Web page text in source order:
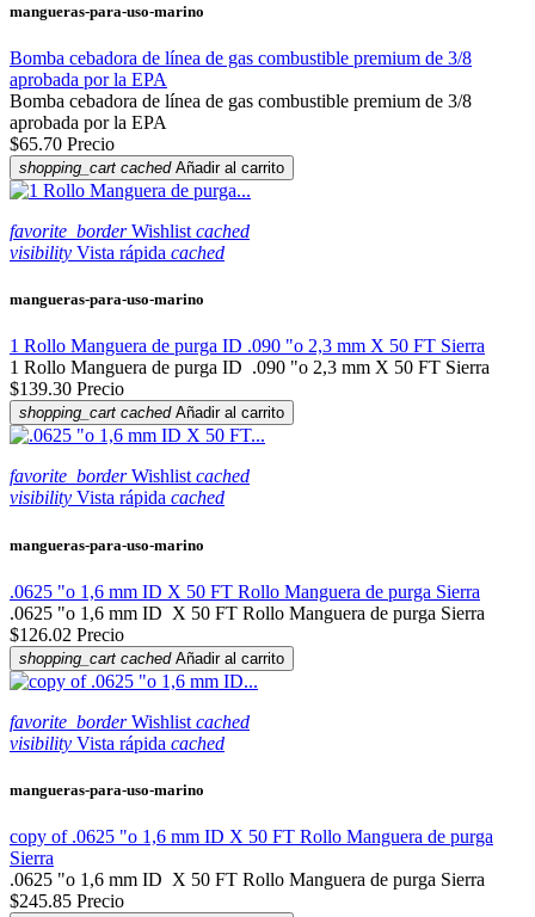
mangueras-para-uso-marino
Bomba cebadora de línea de gas combustible premium de 3/8
aprobada por la EPA
Bomba cebadora de línea de gas combustible premium de 3/8
aprobada por la EPA
$65.70 Precio
shopping_cart cached Añadir al carrito
favorite_border Wishlist cached
visibility Vista rápida cached
mangueras-para-uso-marino
1 Rollo Manguera de purga ID .090 "o 2,3 mm X 50 FT Sierra
1 Rollo Manguera de purga ID .090 "o 2,3 mm X 50 FT Sierra
$139.30 Precio
shopping_cart cached Añadir al carrito
favorite_border Wishlist cached
visibility Vista rápida cached
mangueras-para-uso-marino
.0625 "o 1,6 mm ID X 50 FT Rollo Manguera de purga Sierra
.0625 "o 1,6 mm ID X 50 FT Rollo Manguera de purga Sierra
$126.02 Precio
shopping_cart cached Añadir al carrito
favorite_border Wishlist cached
visibility Vista rápida cached
mangueras-para-uso-marino
copy of .0625 "o 1,6 mm ID X 50 FT Rollo Manguera de purga
Sierra
.0625 "o 1,6 mm ID X 50 FT Rollo Manguera de purga Sierra
$245.85 Precio